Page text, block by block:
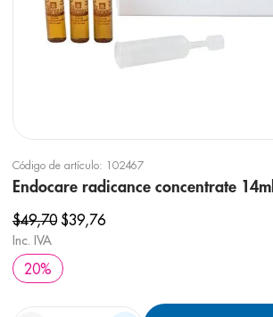
Código de artículo: 102467
Endocare radicance concentrate 14ml
$49,70 $39,76
Inc. IVA
20%
7. bioderma
8. panolini